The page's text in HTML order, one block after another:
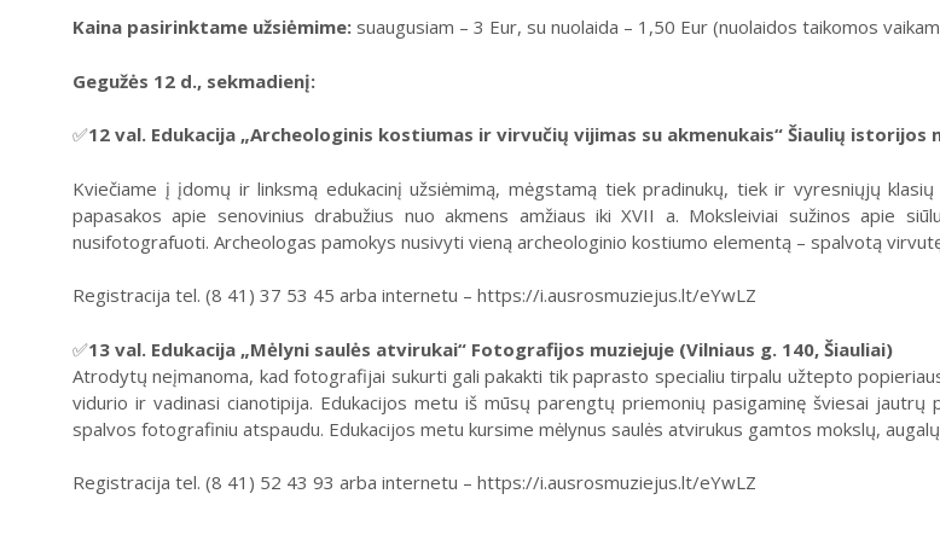
Kaina pasirinktame užsiėmime: suaugusiam – 3 Eur, su nuolaida – 1,50 Eur (nuolaidos taikomos
Gegužės 12 d., sekmadienį:
✅12 val. Edukacija „Archeologinis kostiumas ir virvučių vijimas su akmenukais“ Šiaulių istorijos
Kviečiame į įdomų ir linksmą edukacinį užsiėmimą, mėgstamą tiek pradinukų, tiek ir vyresniųjų
papasakos apie senovinius drabužius nuo akmens amžiaus iki XVII a. Moksleiviai sužinos apie
nusifotografuoti. Archeologas pamokys nusivyti vieną archeologinio kostiumo elementą – spalvotą
Registracija tel. (8 41) 37 53 45 arba internetu – https://i.ausrosmuziejus.lt/eYwLZ
✅13 val. Edukacija „Mėlyni saulės atvirukai“ Fotografijos muziejuje (Vilniaus g. 140, Šiauliai)
Atrodytų neįmanoma, kad fotografijai sukurti gali pakakti tik paprasto specialiu tirpalu užtepto
vidurio ir vadinasi cianotipija. Edukacijos metu iš mūsų parengtų priemonių pasigaminę šviesai
spalvos fotografiniu atspaudu. Edukacijos metu kursime mėlynus saulės atvirukus gamtos mokslų,
Registracija tel. (8 41) 52 43 93 arba internetu – https://i.ausrosmuziejus.lt/eYwLZ